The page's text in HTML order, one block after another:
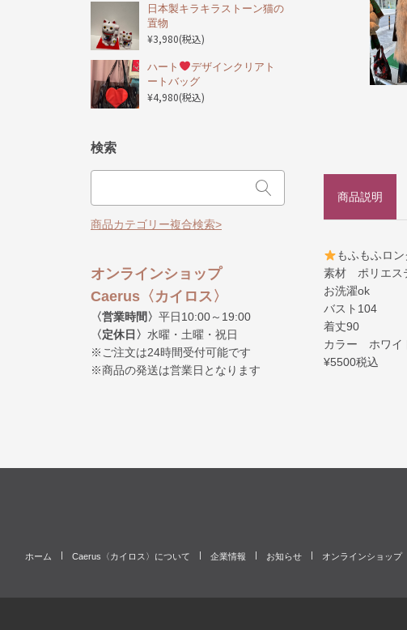
商品説明
もふもふロ
素材 ポリエス
お洗濯ok
バスト104
着丈90
カラー ホワイ
¥5500税込
日本製キラキラストーン猫の
置物
¥3,980(税込)
ハート
デザインクリアト
ートバッグ
¥4,980(税込)
検索
商品カテゴリー複合検索>
オンラインショップ
Caerus〈カイロス〉
〈営業時間〉 平日10:00～19:00
〈定休日〉 水曜・土曜・祝日
※ご注文は24時間受付可能です
※商品の発送は営業日となります
ホーム Caerus〈カイロス〉について 企業情報 お知らせ オンラインショップ